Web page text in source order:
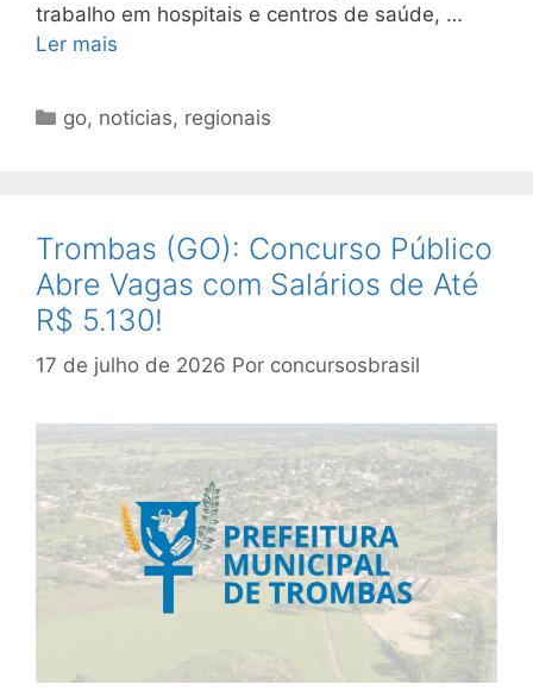
trabalho em hospitais e centros de saúde, …
Ler mais
Categorias
go, noticias, regionais
Trombas (GO): Concurso Público
Abre Vagas com Salários de Até
R$ 5.130!
17 de julho de 2026 Por concursosbrasil